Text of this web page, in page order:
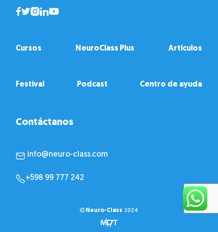
Cursos NeuroClass Plus Artículos
Festival Podcast Centro de ayuda
Contáctanos
info@neuro-class.com
+598 99 777 242
Neuro-Class 2024